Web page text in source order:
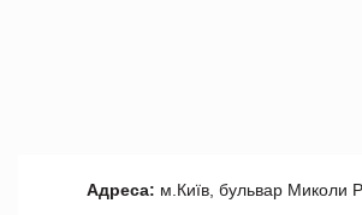
Адреса: м.Київ, бульвар Миколи